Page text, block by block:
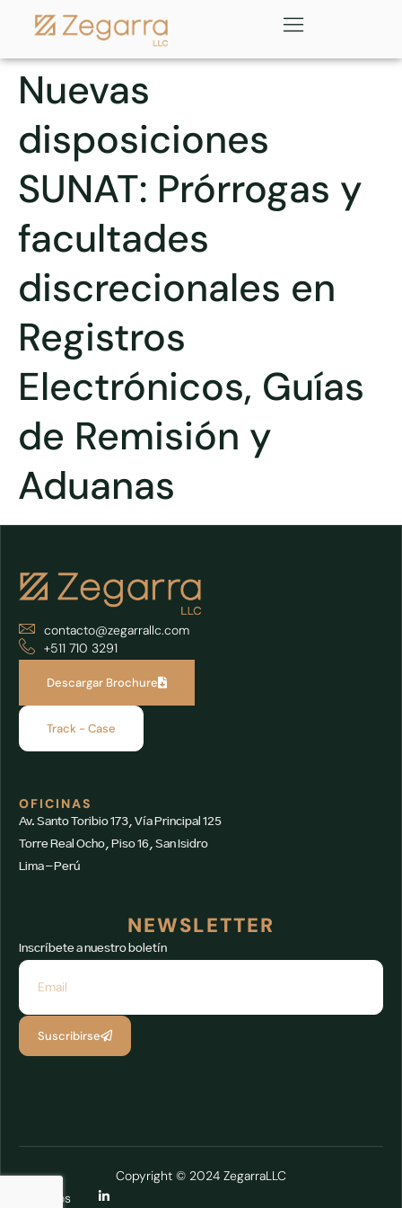
Nuevas
disposiciones
SUNAT: Prórrogas y
facultades
discrecionales en
Registros
Electrónicos, Guías
de Remisión y
Aduanas
contacto@zegarrallc.com
+511 710 3291
Descargar Brochure
Track - Case
OFICINAS
Av. Santo Toribio 173, Vía Principal 125
Torre Real Ocho, Piso 16, San Isidro
Lima – Perú
NEWSLETTER
Inscríbete a nuestro boletín
Suscribirse
Copyright © 2024 ZegarraLLC
Síguenos